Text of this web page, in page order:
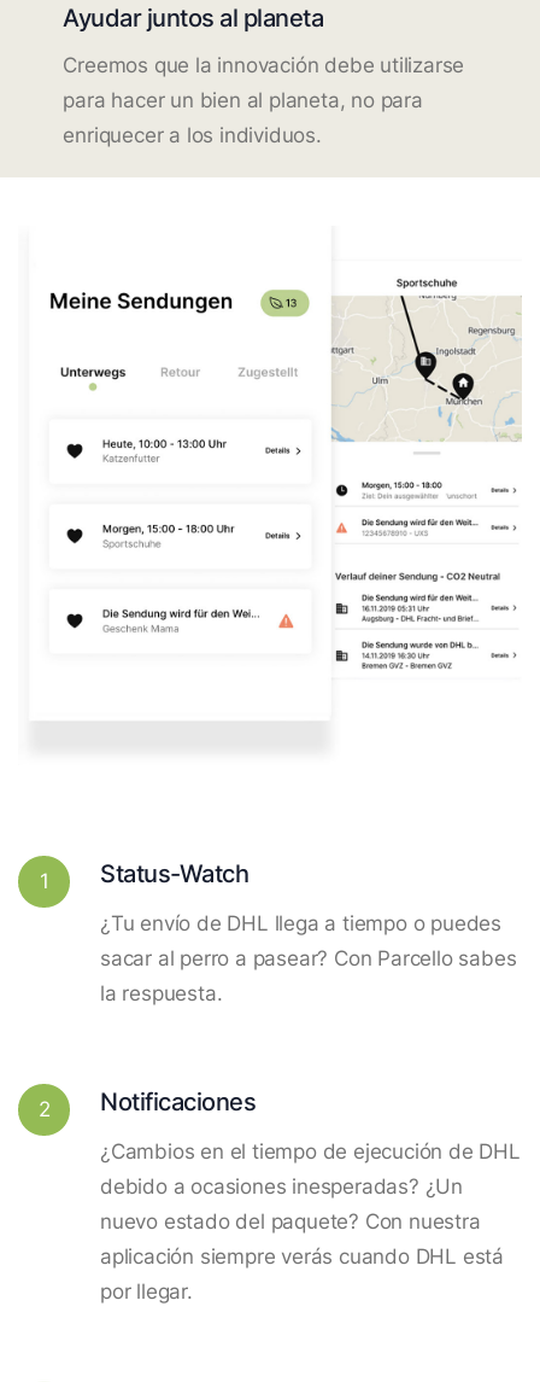
Ayudar juntos al planeta
Creemos que la innovación debe utilizarse
para hacer un bien al planeta, no para
enriquecer a los individuos.
1 Status-Watch
¿Tu envío de DHL llega a tiempo o puedes
sacar al perro a pasear? Con Parcello sabes
la respuesta.
2 Notificaciones
¿Cambios en el tiempo de ejecución de DHL
debido a ocasiones inesperadas? ¿Un
nuevo estado del paquete? Con nuestra
aplicación siempre verás cuando DHL está
por llegar.